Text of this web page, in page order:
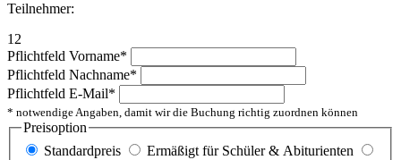
Teilnehmer:
12
Pflichtfeld Vorname*
Pflichtfeld Nachname*
Pflichtfeld E-Mail*
* notwendige Angaben, damit wir die Buchung richtig zuordnen können
Preisoption
Standardpreis
Ermäßigt für Schüler & Abiturienten